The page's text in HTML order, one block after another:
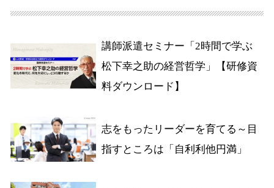
講師派遣セミナー「2時間で学ぶ
松下幸之助の経営哲学」【研修資
料ダウンロード】
志をもったリーダーを育てる～目
指すところは「自利利他円満」